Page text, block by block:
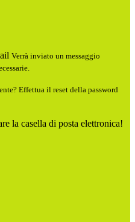
Verrà inviato un messaggio
Effettua il reset della password
la casella di posta elettronica!